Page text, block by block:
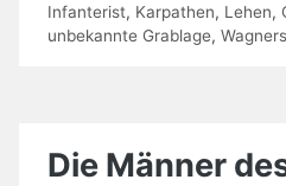
Infanterist, Karpathen, Lehen,
unbekannte Grablage,
Die Männer